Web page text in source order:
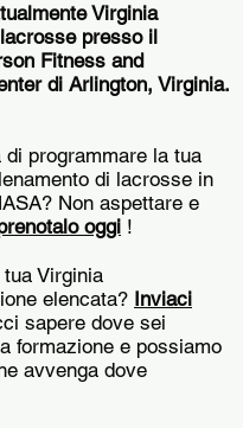
Virginia
presso il
Fitness and
di Arlington, Virginia.
programmare la tua
di lacrosse in
Non aspettare e
oggi !
Virginia
elencata? Inviaci
sapere dove sei
formazione e possiamo
avvenga dove